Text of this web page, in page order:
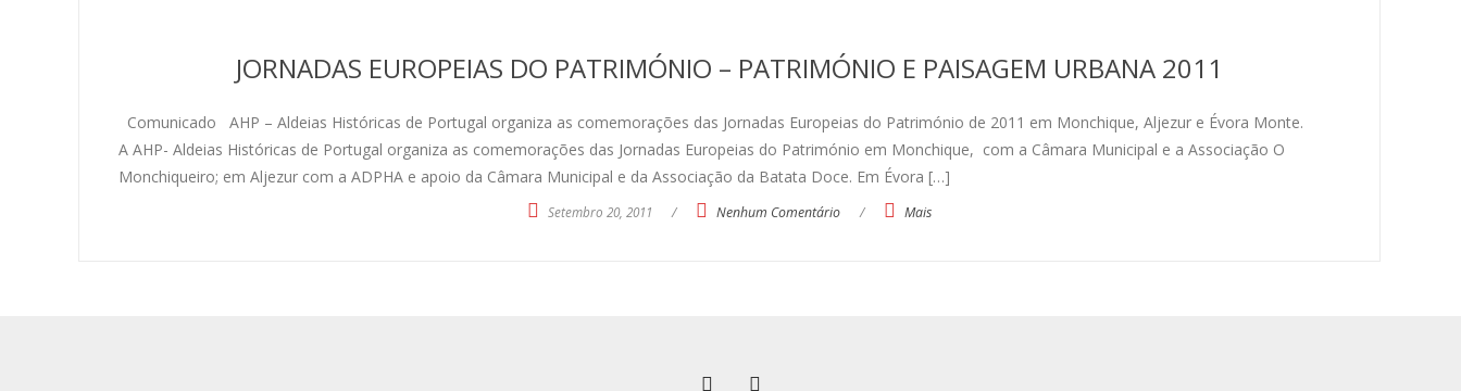
JORNADAS EUROPEIAS DO PATRIMÓNIO – PATRIMÓNIO E PAISAGEM URBANA 2011
Comunicado AHP – Aldeias Históricas de Portugal organiza as comemorações das Jornadas Europeias do Património de 2011 em Monchique, Aljezur e Évora Monte.
A AHP- Aldeias Históricas de Portugal organiza as comemorações das Jornadas Europeias do Património em Monchique, com a Câmara Municipal e a Associação O
Monchiqueiro; em Aljezur com a ADPHA e apoio da Câmara Municipal e da Associação da Batata Doce. Em Évora […]
Setembro 20, 2011 / Nenhum Comentário / Mais